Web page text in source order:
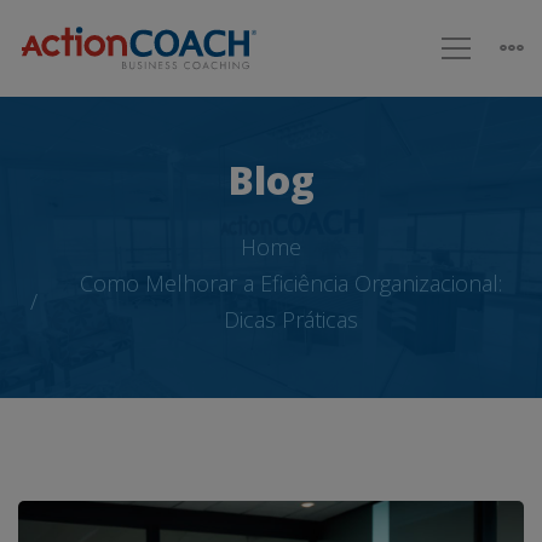
Blog
Home
Como Melhorar a Eficiência Organizacional:
Dicas Práticas